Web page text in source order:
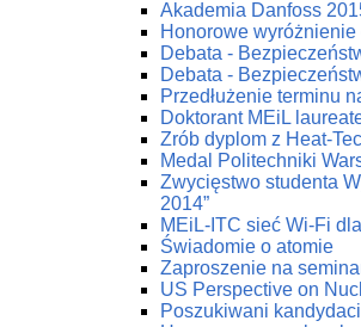
Akademia Danfoss
Honorowe
Debata -
Debata -
Przedłużenie terminu
Doktorant MEiL
Zrób dyplom z Heat-
Medal Politechniki
Zwycięstwo studenta
2014”
MEiL-ITC sieć Wi-Fi
Świadomie o atomie
Zaproszenie na
US Perspective on
Poszukiwani